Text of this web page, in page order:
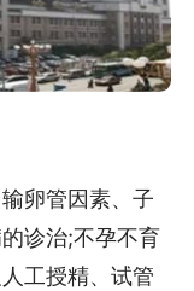
卵管因素、子
诊治;不孕不育
工授精、试管